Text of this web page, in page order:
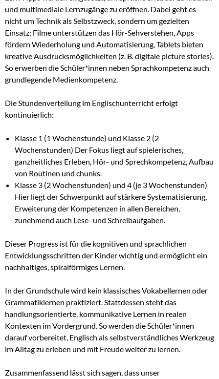
und multimediale Lernzugänge zu eröffnen. Dabei geht es
nicht um Technik als Selbstzweck, sondern um gezielten
Einsatz: Filme unterstützen das Hör-Sehverstehen, Apps
fördern Wiederholung und Automatisierung, Tablets bieten
kreative Ausdrucksmöglichkeiten (z. B. digitale picture stories).
So erwerben die Schüler*innen neben Sprachkompetenz auch
grundlegende Medienkompetenz.
Die Stundenverteilung im Englischunterricht erfolgt
kontinuierlich:
Klasse 1 (1 Wochenstunde) und Klasse 2 (2
Wochenstunden) Der Fokus liegt auf spielerisches,
ganzheitliches Erleben, Hör- und Sprechkompetenz, Aufbau
von Routinen und chunks.
Klasse 3 (2 Wochenstunden) und 4 (je 3 Wochenstunden)
Hier liegt der Schwerpunkt auf stärkere Systematisierung,
Erweiterung der Kompetenzen in allen Bereichen,
zunehmend auch Lese- und Schreibaufgaben.
Dieser Progress ist für die kognitiven und sprachlichen
Entwicklungsschritten der Kinder wichtig und ermöglicht ein
nachhaltiges, spiralförmiges Lernen.
In der Grundschule wird kein klassisches Vokabellernen oder
Grammatiklernen praktiziert. Stattdessen steht das
handlungsorientierte, kommunikative Lernen in realen
Kontexten im Vordergrund. So werden die Schüler*innen
darauf vorbereitet, Englisch als selbstverständliches Werkzeug
im Alltag zu erleben und mit Freude weiter zu lernen.
Zusammenfassend lässt sich sagen, dass unser